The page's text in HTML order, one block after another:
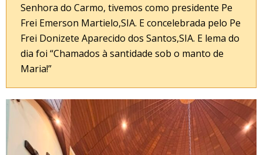
Senhora do Carmo, tivemos como presidente Pe
Frei Emerson Martielo,SIA. E concelebrada pelo Pe
Frei Donizete Aparecido dos Santos,SIA. E lema do
dia foi “Chamados à santidade sob o manto de
Maria!”